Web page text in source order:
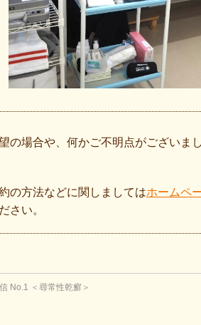
の場合や、何かご不明点がございま
の方法などに関しましてはホームペ
さい。
No.1 ＜尋常性乾癬＞